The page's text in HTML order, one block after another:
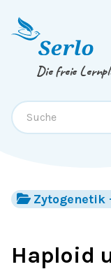
Springe zum
Die freie
Zytogenetik
Haploid